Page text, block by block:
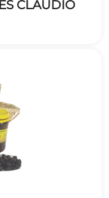
CLAUDIO